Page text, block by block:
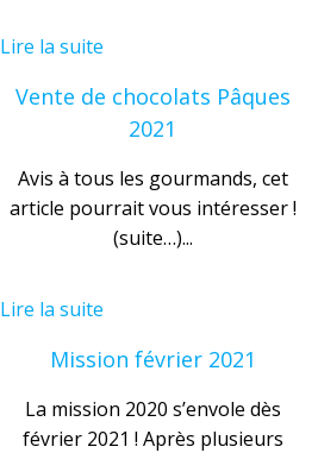
Lire la suite
Vente de chocolats Pâques
2021
Avis à tous les gourmands, cet
article pourrait vous intéresser !
(suite…)...
Lire la suite
Mission février 2021
La mission 2020 s’envole dès
février 2021 ! Après plusieurs